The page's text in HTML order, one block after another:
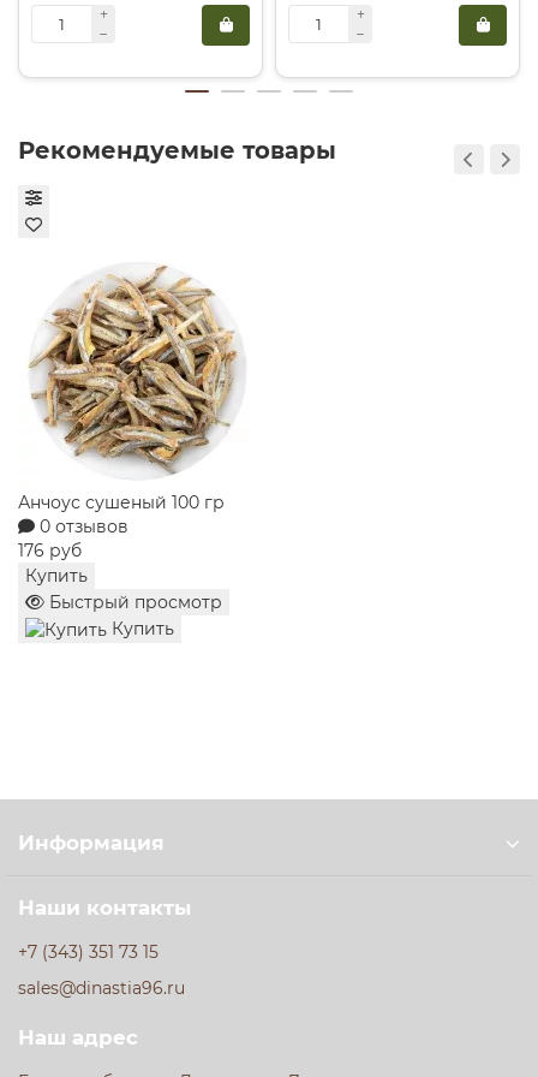
усиливающая ягодный вкус.
Закажите йогурт «Наша Маша» с доставкой по
Екатеринбургу в «Гастрономе Династия» и оцените
Рекомендуемые товары
Конфеты Метелица сказочница Славянка 180 гр
0 отзывов
258 руб
Купить
Быстрый просмотр
Купить
Информация
Наши контакты
+7 (343) 351 73 15
sales@dinastia96.ru
Наш адрес